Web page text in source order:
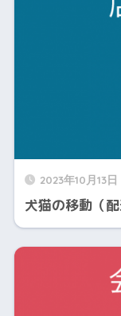
2023年10月13日
犬猫の移動（